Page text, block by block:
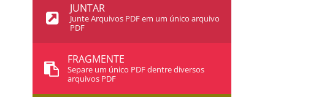
JUNTAR
Junte Arquivos PDF em um único arquivo
PDF
FRAGMENTE
Separe um único PDF dentre diversos
arquivos PDF